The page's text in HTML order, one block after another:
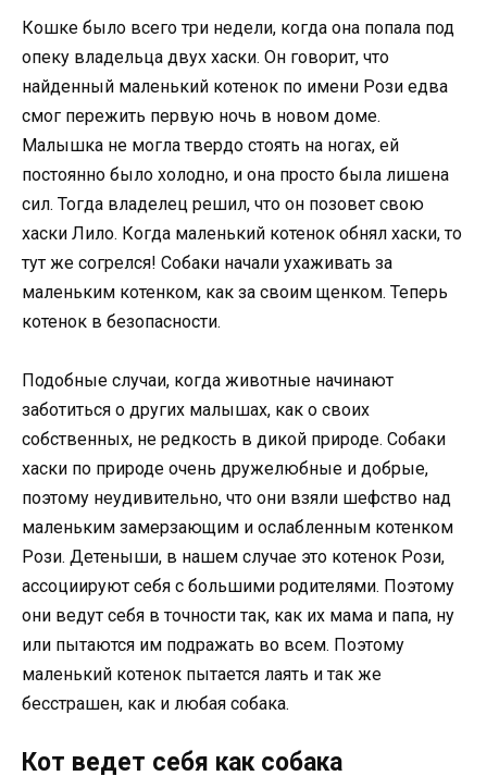
Кошке было всего три недели, когда она попала под
опеку владельца двух хаски. Он говорит, что
найденный маленький котенок по имени Рози едва
смог пережить первую ночь в новом доме.
Малышка не могла твердо стоять на ногах, ей
постоянно было холодно, и она просто была лишена
сил. Тогда владелец решил, что он позовет свою
хаски Лило. Когда маленький котенок обнял хаски, то
тут же согрелся! Собаки начали ухаживать за
маленьким котенком, как за своим щенком. Теперь
котенок в безопасности.
Подобные случаи, когда животные начинают
заботиться о других малышах, как о своих
собственных, не редкость в дикой природе. Собаки
хаски по природе очень дружелюбные и добрые,
поэтому неудивительно, что они взяли шефство над
маленьким замерзающим и ослабленным котенком
Рози. Детеныши, в нашем случае это котенок Рози,
ассоциируют себя с большими родителями. Поэтому
они ведут себя в точности так, как их мама и папа, ну
или пытаются им подражать во всем. Поэтому
маленький котенок пытается лаять и так же
бесстрашен, как и любая собака.
Кот ведет себя как собака